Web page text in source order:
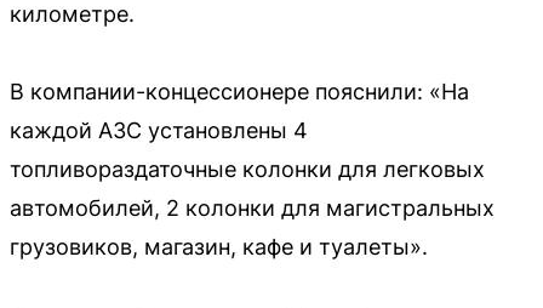
километре.
В компании-концессионере пояснили: «На
каждой АЗС установлены 4
топливораздаточные колонки для легковых
автомобилей, 2 колонки для магистральных
грузовиков, магазин, кафе и туалеты».